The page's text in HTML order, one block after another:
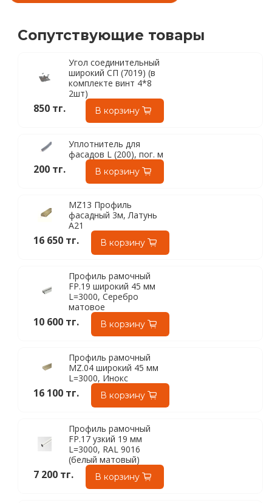
Сопутствующие товары
Угол соединительный
широкий СП (7019) (в
комплекте винт 4*8
2шт)
850 тг. В корзину
Уплотнитель для
фасадов L (200), пог. м
200 тг. В корзину
MZ13 Профиль
фасадный 3м, Латунь
A21
16 650 тг. В корзину
Профиль рамочный
FP.19 широкий 45 мм
L=3000, Серебро
матовое
10 600 тг. В корзину
Профиль рамочный
MZ.04 широкий 45 мм
L=3000, Инокс
16 100 тг. В корзину
Профиль рамочный
FP.17 узкий 19 мм
L=3000, RAL 9016
(белый матовый)
7 200 тг. В корзину